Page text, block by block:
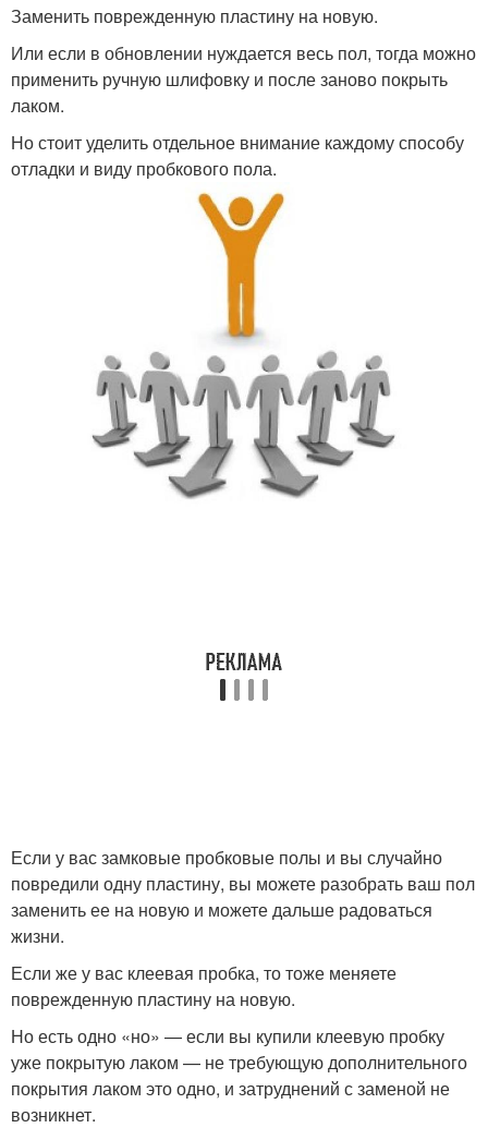
Заменить поврежденную пластину на новую.
Или если в обновлении нуждается весь пол, тогда можно
применить ручную шлифовку и после заново покрыть
лаком.
Но стоит уделить отдельное внимание каждому способу
отладки и виду пробкового пола.
Если у вас замковые пробковые полы и вы случайно
повредили одну пластину, вы можете разобрать ваш пол
заменить ее на новую и можете дальше радоваться
жизни.
Если же у вас клеевая пробка, то тоже меняете
поврежденную пластину на новую.
Но есть одно «но» — если вы купили клеевую пробку
уже покрытую лаком — не требующую дополнительного
покрытия лаком это одно, и затруднений с заменой не
возникнет.